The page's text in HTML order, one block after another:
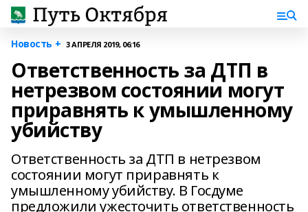
Новость + 3 АПРЕЛЯ 2019, 06:16
Ответственность за ДТП в
нетрезвом состоянии могут
приравнять к умышленному
убийству
Ответственность за ДТП в нетрезвом
состоянии могут приравнять к
умышленному убийству. В Госдуме
предложили ужесточить ответственность